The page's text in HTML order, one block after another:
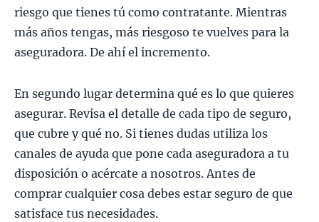
riesgo que tienes tú como contratante. Mientras
más años tengas, más riesgoso te vuelves para la
aseguradora. De ahí el incremento.
En segundo lugar determina qué es lo que quieres
asegurar. Revisa el detalle de cada tipo de seguro,
que cubre y qué no. Si tienes dudas utiliza los
canales de ayuda que pone cada aseguradora a tu
disposición o acércate a nosotros. Antes de
comprar cualquier cosa debes estar seguro de que
satisface tus necesidades.